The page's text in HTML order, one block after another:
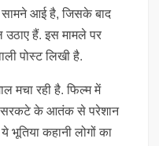
सामने आई है, जिसके बाद
उठाए हैं. इस मामले पर
पोस्ट लिखी है.
मचा रही है. फिल्म में
सरकटे के आतंक से परेशान
भूतिया कहानी लोगों का